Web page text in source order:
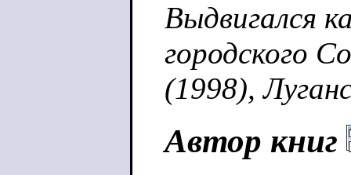
Выдвигался
городского
(1998),
Автор книг